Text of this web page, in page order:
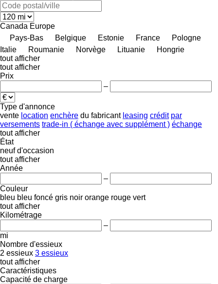
Canada Europe
Pays-Bas
Belgique Estonie France
Pologne
Italie
Roumanie Norvège Lituanie
Hongrie
tout afficher
tout afficher
Prix
–
Type d'annonce
vente location enchère du fabricant leasing crédit par
versements trade-in ( échange avec supplément ) échange
tout afficher
État
neuf d'occasion
tout afficher
Année
–
Couleur
bleu bleu foncé gris noir orange rouge vert
tout afficher
Kilométrage
–
mi
Nombre d'essieux
2 essieux 3 essieux
tout afficher
Caractéristiques
Capacité de charge